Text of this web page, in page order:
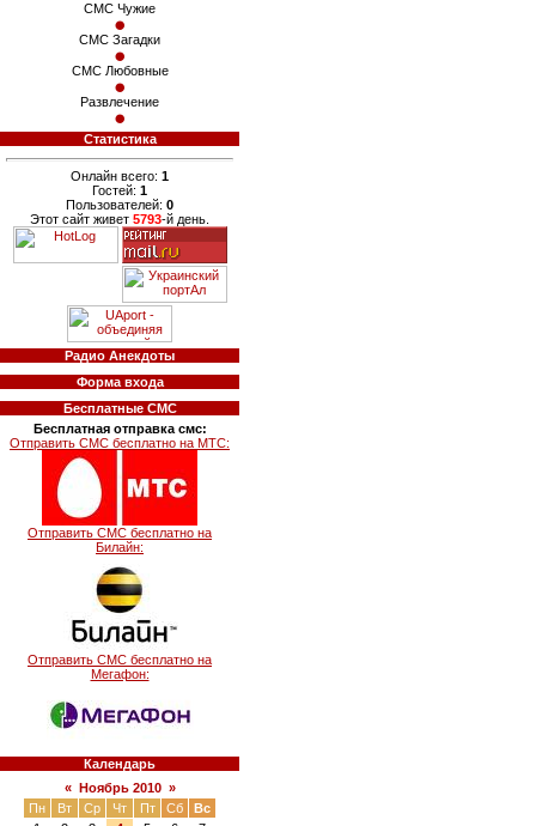
СМС Чужие
СМС Загадки
СМС Любовные
Развлечение
Статистика
Онлайн всего: 1
Гостей: 1
Пользователей: 0
Этот сайт живет 5793-й день.
Радио Анекдоты
Форма входа
Бесплатные СМС
Бесплатная отправка смс:
Отправить СМС бесплатно на МТС:
Отправить СМС бесплатно на
Билайн:
Отправить СМС бесплатно на
Мегафон:
Календарь
« Ноябрь 2010 »
Пн
Вт Ср Чт Пт Сб
Вс